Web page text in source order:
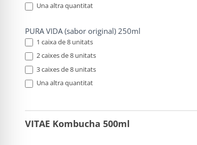
Una altra quantitat
PURA VIDA (sabor original) 250ml
1 caixa de 8 unitats
2 caixes de 8 unitats
3 caixes de 8 unitats
Una altra quantitat
VITAE Kombucha 500ml